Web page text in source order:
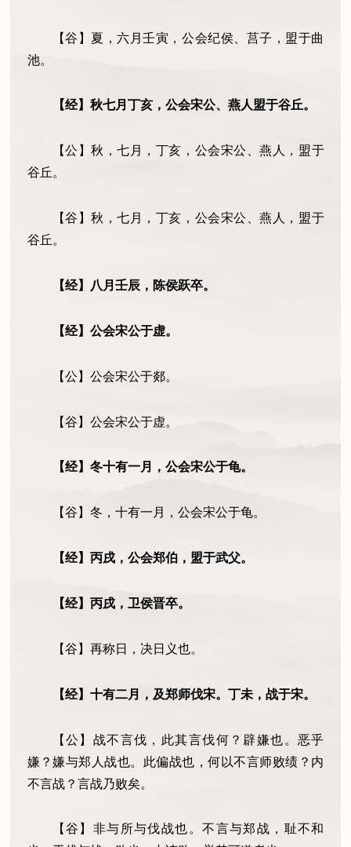
【谷】夏，六月壬寅，公会纪侯、莒子，盟于曲
池。
【经】秋七月丁亥，公会宋公、燕人盟于谷丘。
【公】秋 ，七月 ， 丁亥，公会宋公、燕人，盟于
谷丘。
【谷】秋，七月 ， 丁亥，公会宋公、燕人，盟于
谷丘。
【经】八月壬辰，陈侯跃卒。
【经】公会宋公于虚。
【公】公会宋公于郯。
【谷】公会宋公于虚。
【经】冬十有一月，公会宋公于龟。
【谷】冬，十有一月，公会宋公于龟。
【经】丙戌，公会郑伯，盟于武父。
【经】丙戌，卫侯晋卒。
【谷】再称日，决日义也。
【经】十有二月，及郑师伐宋。丁未，战于宋。
【公】战不言伐，此其言伐何？辟嫌也。恶乎
嫌？嫌与郑人战也。此偏战也，何以不言师败绩？内
不言战？言战乃败矣。
【谷】非与所与伐战也。不言与郑战，耻不和